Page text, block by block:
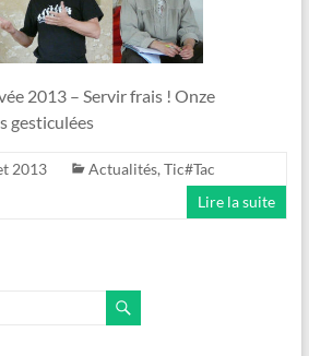
2013 – Servir frais ! Onze
gesticulées
2013 Actualités, Tic#Tac
Lire la suite